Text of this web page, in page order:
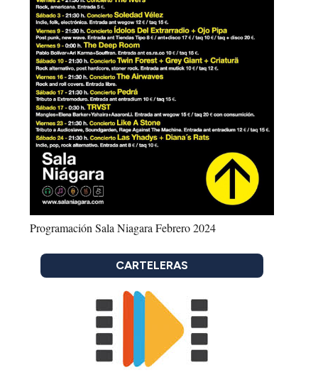
Programación Sala Niagara Febrero 2024
CARTELERAS